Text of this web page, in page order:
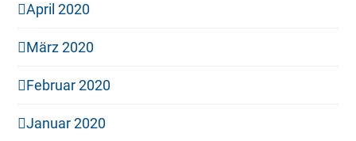
April 2020
März 2020
Februar 2020
Januar 2020